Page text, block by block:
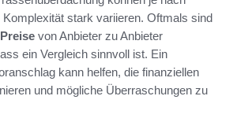
stark variieren. Oftmals sind
von Anbieter zu Anbieter
ein Vergleich sinnvoll ist. Ein
kann helfen, die finanziellen
und mögliche Überraschungen zu